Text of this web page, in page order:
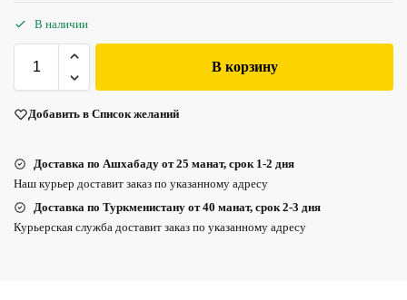
В наличии
В корзину
Добавить в Список желаний
Доставка по Ашхабаду от 25 манат, срок 1-2 дня
Наш курьер доставит заказ по указанному адресу
Доставка по Туркменистану от 40 манат, срок 2-3 дня
Курьерская служба доставит заказ по указанному адресу